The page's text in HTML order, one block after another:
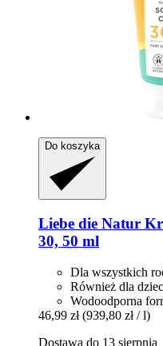
Do koszyka
Liebe die Natur
30, 50 ml
Dla wszystkich
Również dla
Wodoodporna
46,99 zł (939,80 zł / l)
Dostawa do 13 sierpnia